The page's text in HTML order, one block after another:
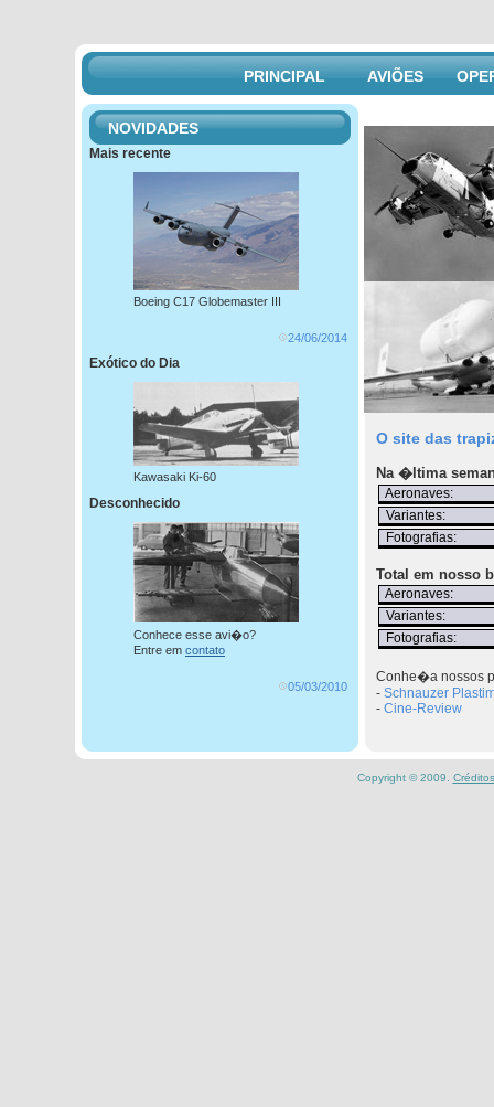
PRINCIPAL AVIÕES
O site das
Na �ltima
Aeronaves:
Variantes:
Fotografias:
Total em nosso
Aeronaves:
Variantes:
Fotografias:
Conhe�a nossos
- Schnauzer
- Cine-Review
NOVIDADES
Mais recente
Boeing C17 Globemaster III
24/06/2014
Exótico do Dia
Kawasaki Ki-60
Desconhecido
Conhece esse avi�o?
Entre em contato
05/03/2010
Copyright © 2009. Créditos